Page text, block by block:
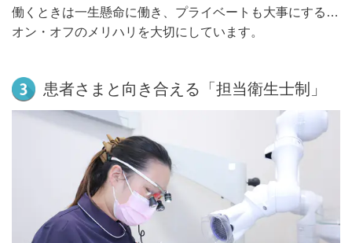
働くときは一生懸命に働き、プライベートも大事にする…
オン・オフのメリハリを大切にしています。
患者さまと向き合える「担当衛生士制」